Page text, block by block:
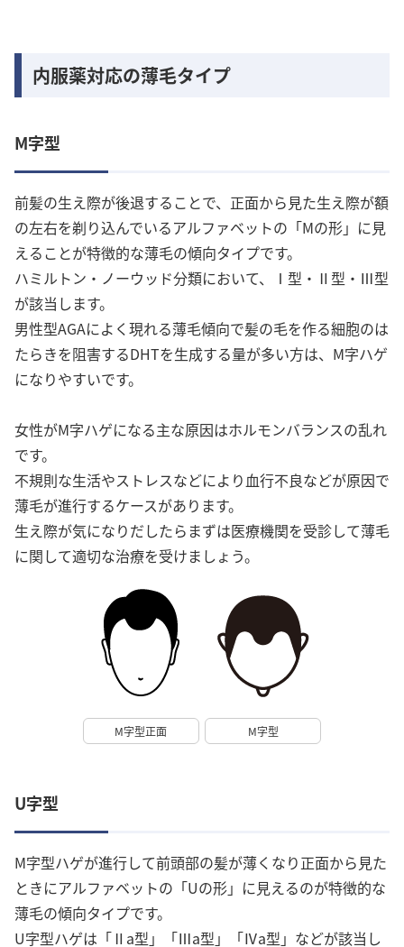
内服薬対応の薄毛タイプ
M字型
前髪の生え際が後退することで、正面から見た生え際が額
の左右を剃り込んでいるアルファベットの「Mの形」に見
えることが特徴的な薄毛の傾向タイプです。
ハミルトン・ノーウッド分類において、Ⅰ型・Ⅱ型・Ⅲ型
が該当します。
男性型AGAによく現れる薄毛傾向で髪の毛を作る細胞のは
たらきを阻害するDHTを生成する量が多い方は、M字ハゲ
になりやすいです。
女性がM字ハゲになる主な原因はホルモンバランスの乱れ
です。
不規則な生活やストレスなどにより血行不良などが原因で
薄毛が進行するケースがあります。
生え際が気になりだしたらまずは医療機関を受診して薄毛
に関して適切な治療を受けましょう。
M字型正面 M字型
U字型
M字型ハゲが進行して前頭部の髪が薄くなり正面から見た
ときにアルファベットの「Uの形」に見えるのが特徴的な
薄毛の傾向タイプです。
U字型ハゲは「Ⅱa型」「Ⅲa型」「Ⅳa型」などが該当し